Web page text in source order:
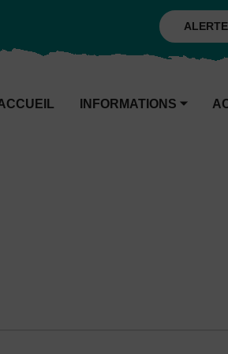
INFORMATIONS ⏷